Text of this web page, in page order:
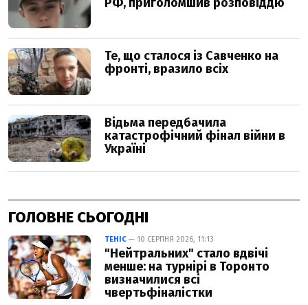
ГОЛОВНЕ СЬОГОДНІ
ТЕНІС — 10 СЕРПНЯ 2026, 11:13
"Нейтральних" стало вдвічі
менше: на турнірі в Торонто
визначилися всі
чвертьфіналістки